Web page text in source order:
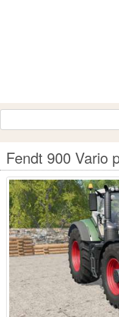
Fendt 900 Vario